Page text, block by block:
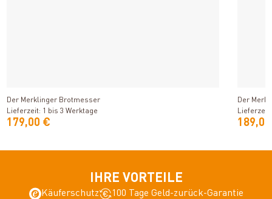
Der Merklinger Brotmesser
Lieferzeit: 1 bis 3 Werktage
179,00 €
Der
IHRE VORTEILE
Käuferschutz
100 Tage Geld-zurück-Garantie